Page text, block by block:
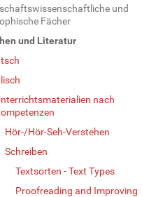
und
Fächer
und Literatur
nach
Hör-/Hör-Seh-Verstehen
Schreiben
Textsorten - Text Types
Proofreading and Improving